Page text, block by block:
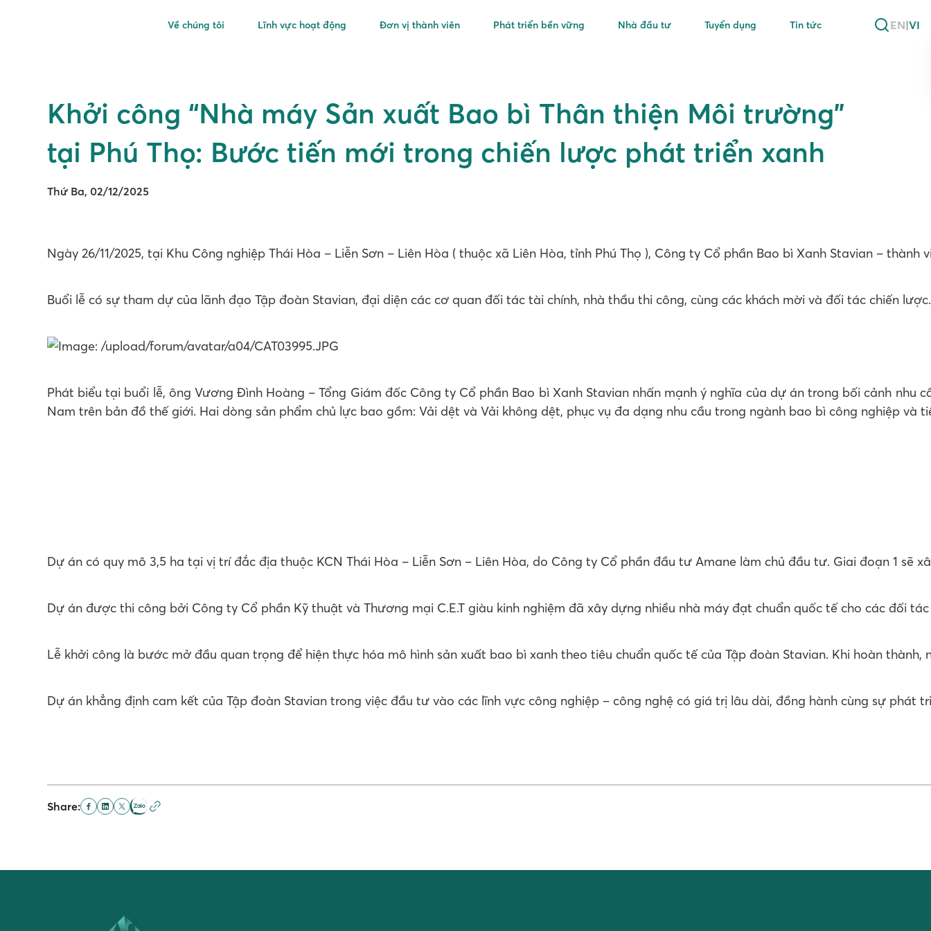
Về chúng tôi Lĩnh vực hoạt động Đơn vị thành viên Phát triển bền vững Nhà đầu tư Tuyển dụng Tin tức EN|VI
Khởi công “Nhà máy Sản xuất Bao bì Thân thiện Môi trường”
tại Phú Thọ: Bước tiến mới trong chiến lược phát triển xanh
Thứ Ba, 02/12/2025
Ngày 26/11/2025, tại Khu Công nghiệp Thái Hòa – Liễn Sơn – Liên Hòa ( thuộc xã Liên Hòa, tỉnh Phú Thọ ), Công ty Cổ phần Bao bì Xanh Stavian –
Buổi lễ có sự tham dự của lãnh đạo Tập đoàn Stavian, đại diện các cơ quan đối tác tài chính, nhà thầu thi công, cùng các khách mời và đối tác chiến
Phát biểu tại buổi lễ, ông Vương Đình Hoàng – Tổng Giám đốc Công ty Cổ phần Bao bì Xanh Stavian nhấn mạnh ý nghĩa của dự án trong bối cảnh
Nam trên bản đồ thế giới. Hai dòng sản phẩm chủ lực bao gồm: Vải dệt và Vải không dệt, phục vụ đa dạng nhu cầu trong ngành bao bì công nghiệp và
Dự án có quy mô 3,5 ha tại vị trí đắc địa thuộc KCN Thái Hòa – Liễn Sơn – Liên Hòa, do Công ty Cổ phần đầu tư Amane làm chủ đầu tư. Giai đoạn 1
Dự án được thi công bởi Công ty Cổ phần Kỹ thuật và Thương mại C.E.T giàu kinh nghiệm đã xây dựng nhiều nhà máy đạt chuẩn quốc tế cho các
Lễ khởi công là bước mở đầu quan trọng để hiện thực hóa mô hình sản xuất bao bì xanh theo tiêu chuẩn quốc tế của Tập đoàn Stavian. Khi hoàn
Dự án khẳng định cam kết của Tập đoàn Stavian trong việc đầu tư vào các lĩnh vực công nghiệp – công nghệ có giá trị lâu dài, đồng hành cùng sự phát
Share: